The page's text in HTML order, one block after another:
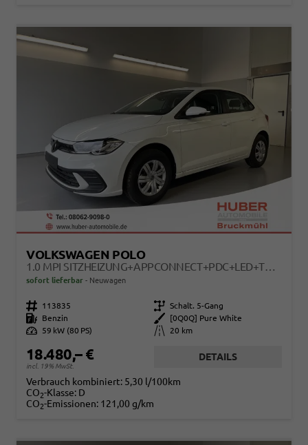
VOLKSWAGEN POLO
1.0 MPI SITZHEIZUNG+APPCONNECT+PDC+LED+TOUCH+LICHTSENSOR+MULTILENKRAD
sofort lieferbar Neuwagen
Fahrzeugnr. 113835 Getriebe Schalt. 5-Gang
Kraftstoff
Benzin Außenfarbe
[0Q0Q] Pure White
Leistung
59 kW (80 PS) Kilometerstand 20 km
18.480,– €
incl. 19% MwSt.
DETAILS
Verbrauch kombiniert: 5,30 l/100km
CO2-Klasse: D
CO2-Emissionen: 121,00 g/km